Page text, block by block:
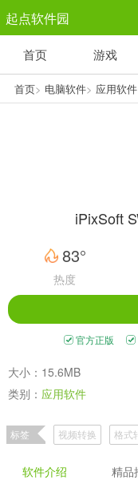
起点软件园
塔防游戏
1千+款游戏
首页 游戏
首页> 电脑软件> 应用软件
iPixSoft
83°
热度
官方正版
大小：15.6MB
类别： 应用软件
标签 视频转换 格式
软件介绍 精品